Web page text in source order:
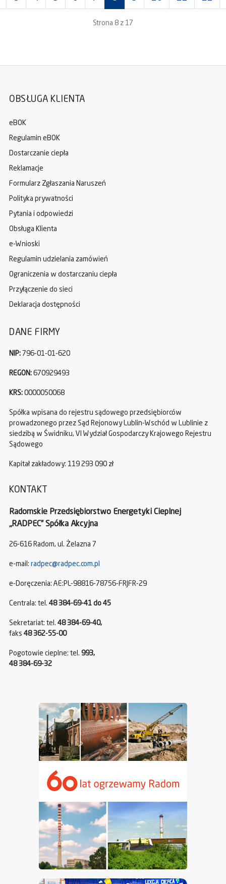
Strona 8 z 17
OBSŁUGA KLIENTA
eBOK
Regulamin eBOK
Dostarczanie ciepła
Reklamacje
Formularz Zgłaszania Naruszeń
Polityka prywatności
Pytania i odpowiedzi
Obsługa Klienta
e-Wnioski
Regulamin udzielania zamówień
Ograniczenia w dostarczaniu ciepła
Przyłączenie do sieci
Deklaracja dostępności
DANE FIRMY
NIP: 796-01-01-620
REGON: 670929493
KRS: 0000050068
Spółka wpisana do rejestru sądowego przedsiębiorców
prowadzonego przez Sąd Rejonowy Lublin-Wschód w Lublinie z
siedzibą w Świdniku, VI Wydział Gospodarczy Krajowego Rejestru
Sądowego
Kapitał zakładowy: 119 293 090 zł
KONTAKT
Radomskie Przedsiębiorstwo Energetyki Cieplnej
„RADPEC” Spółka Akcyjna
26-616 Radom, ul. Żelazna 7
e-mail: radpec@radpec.com.pl
e-Doręczenia: AE:PL-98816-78756-FRJFR-29
Centrala: tel. 48 384-69-41 do 45
Sekretariat: tel. 48 384-69-40,
faks 48 362-55-00
Pogotowie cieplne: tel. 993,
48 384-69-32